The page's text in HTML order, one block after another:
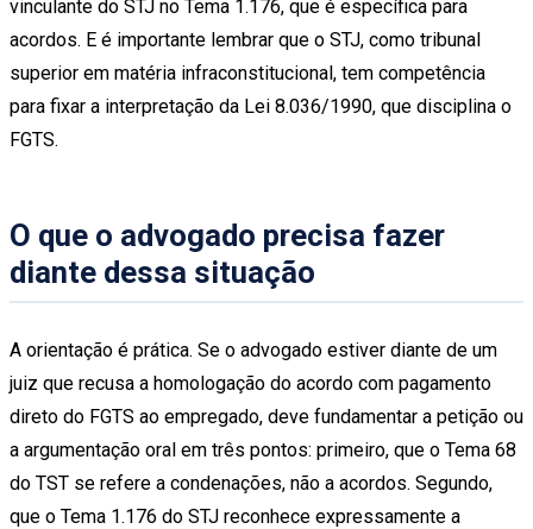
vinculante do STJ no Tema 1.176, que é específica para
acordos. E é importante lembrar que o STJ, como tribunal
superior em matéria infraconstitucional, tem competência
para fixar a interpretação da Lei 8.036/1990, que disciplina o
FGTS.
O que o advogado precisa fazer
diante dessa situação
A orientação é prática. Se o advogado estiver diante de um
juiz que recusa a homologação do acordo com pagamento
direto do FGTS ao empregado, deve fundamentar a petição ou
a argumentação oral em três pontos: primeiro, que o Tema 68
do TST se refere a condenações, não a acordos. Segundo,
que o Tema 1.176 do STJ reconhece expressamente a